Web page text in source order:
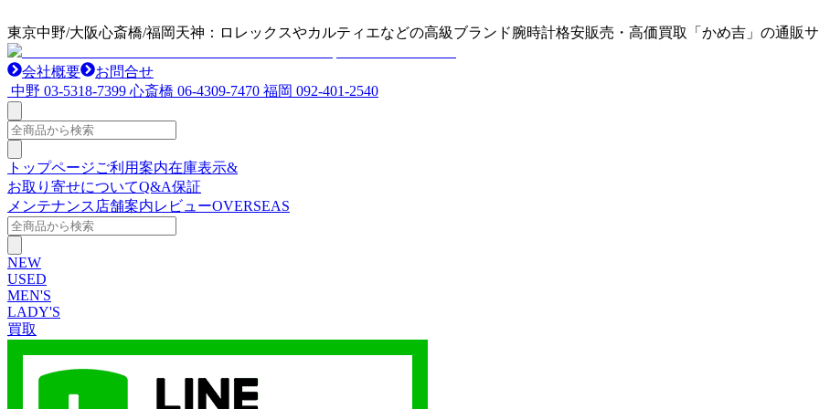
東京中野/大阪心斎橋/福岡天神：ロレックスやカルティエなどの高級ブランド腕時計格安販売・高価買取「かめ吉」の通販
会社概要
お問合せ
中野 03-5318-7399 心斎橋 06-4309-7470 福岡 092-401-2540
トップページご利用案内在庫表示&
お取り寄せについてQ&A保証
メンテナンス 店舗案内レビューOVERSEAS
NEW
USED
MEN'S
LADY'S
買取